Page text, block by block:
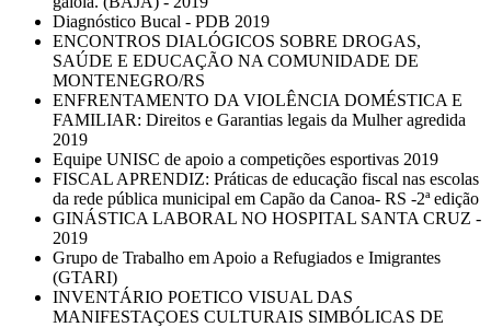
Diagnóstico Bucal - PDB 2019
ENCONTROS DIALÓGICOS SOBRE DROGAS,
SAÚDE E EDUCAÇÃO NA COMUNIDADE DE
MONTENEGRO/RS
ENFRENTAMENTO DA VIOLÊNCIA DOMÉSTICA E
FAMILIAR: Direitos e Garantias legais da Mulher agredida
2019
Equipe UNISC de apoio a competições esportivas 2019
FISCAL APRENDIZ: Práticas de educação fiscal nas escolas
da rede pública municipal em Capão da Canoa- RS -2ª edição
GINÁSTICA LABORAL NO HOSPITAL SANTA CRUZ -
2019
Grupo de Trabalho em Apoio a Refugiados e Imigrantes
(GTARI)
INVENTÁRIO POETICO VISUAL DAS
MANIFESTAÇOES CULTURAIS SIMBÓLICAS DE